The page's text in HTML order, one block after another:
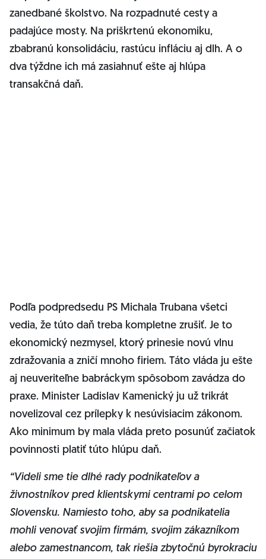
zanedbané školstvo. Na rozpadnuté cesty a
padajúce mosty. Na priškrtenú ekonomiku,
zbabranú konsolidáciu, rastúcu infláciu aj dlh. A o
dva týždne ich má zasiahnuť ešte aj hlúpa
transakčná daň.
Podľa podpredsedu PS Michala Trubana všetci
vedia, že túto daň treba kompletne zrušiť. Je to
ekonomický nezmysel, ktorý prinesie novú vlnu
zdražovania a zničí mnoho firiem. Táto vláda ju ešte
aj neuveriteľne babráckym spôsobom zavádza do
praxe. Minister Ladislav Kamenický ju už trikrát
novelizoval cez prílepky k nesúvisiacim zákonom.
Ako minimum by mala vláda preto posunúť začiatok
povinnosti platiť túto hlúpu daň.
“Videli sme tie dlhé rady podnikateľov a
živnostníkov pred klientskymi centrami po celom
Slovensku. Namiesto toho, aby sa podnikatelia
mohli venovať svojim firmám, svojim zákazníkom
alebo zamestnancom, tak riešia zbytočnú byrokraciu